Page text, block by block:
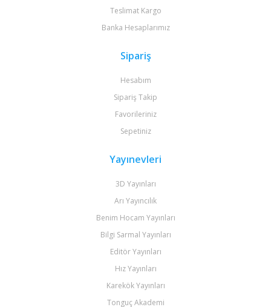
Teslimat Kargo
Banka Hesaplarımız
Sipariş
Hesabım
Sipariş Takip
Favorileriniz
Sepetiniz
Yayınevleri
3D Yayınları
Arı Yayıncılık
Benim Hocam Yayınları
Bilgi Sarmal Yayınları
Editör Yayınları
Hız Yayınları
Karekök Yayınları
Tonguç Akademi